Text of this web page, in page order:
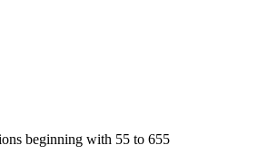
beginning with 55 to 655